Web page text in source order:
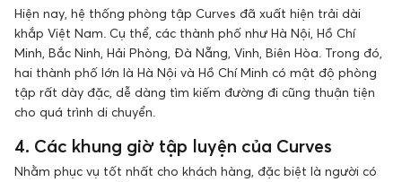
Hiện nay, hệ thống phòng tập Curves đã xuất hiện trải dài
khắp Việt Nam. Cụ thể, các thành phố như Hà Nội, Hồ Chí
Minh, Bắc Ninh, Hải Phòng, Đà Nẵng, Vinh, Biên Hòa. Trong đó,
hai thành phố lớn là Hà Nội và Hồ Chí Minh có mật độ phòng
tập rất dày đặc, dễ dàng tìm kiếm đường đi cũng thuận tiện
cho quá trình di chuyển.
4. Các khung giờ tập luyện của Curves
Nhằm phục vụ tốt nhất cho khách hàng, đặc biệt là người có